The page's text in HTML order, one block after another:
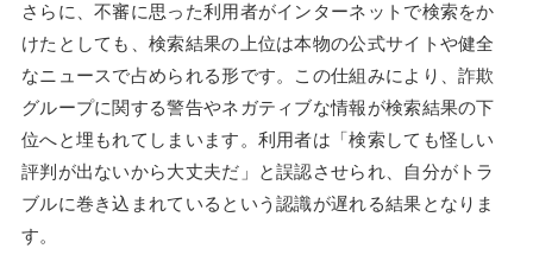
さらに、不審に思った利用者がインターネットで検索をか
けたとしても、検索結果の上位は本物の公式サイトや健全
なニュースで占められる形です。この仕組みにより、詐欺
グループに関する警告やネガティブな情報が検索結果の下
位へと埋もれてしまいます。利用者は「検索しても怪しい
評判が出ないから大丈夫だ」と誤認させられ、自分がトラ
ブルに巻き込まれているという認識が遅れる結果となりま
す。